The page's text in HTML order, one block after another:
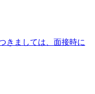
きましては、面接時に